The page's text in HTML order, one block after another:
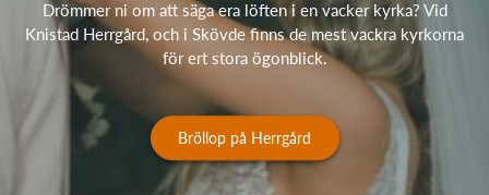
Drömmer ni om att säga era löften i en vacker kyrka? Vid
Knistad Herrgård, och i Skövde finns de mest vackra kyrkorna
för ert stora ögonblick.
Bröllop på Herrgård